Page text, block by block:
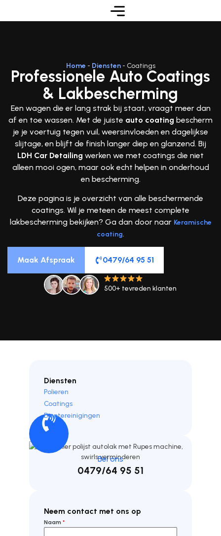
Home - Diensten- Coatings
Professionele Auto Coatings
& Lakbescherming
Een wagen die er lang strak bij staat, vraagt meer dan
af en toe wassen. Met de juiste auto coating bescherm
je je voertuig tegen vuil, weersinvloeden en dagelijkse
slijtage, en blijft de finish langer diep en glanzend. Bij
LDH Car Detailing werken we met coatings die niet
alleen mooi ogen, maar ook echt helpen in onderhoud
en bescherming.
Deze pagina is je overzicht van alle beschermende
coatings. Wil je meteen de meest complete
lakbescherming bekijken? Ga dan door naar Keramische
coating.
Maak Afspraak 0479/64 95 51
500+ tevreden klanten
Diensten
Polieren
Coatings
Dieptereinigingen
Bel ons
0479/64 95 51
Neem contact met ons op
Naam *